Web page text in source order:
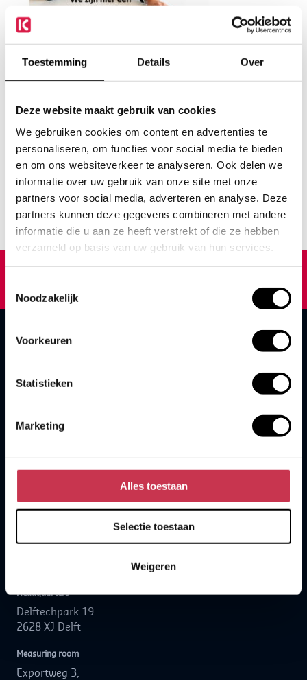
Toestemming Details Over
Deze website maakt gebruik van cookies
We gebruiken cookies om content en advertenties te
personaliseren, om functies voor social media te bieden
en om ons websiteverkeer te analyseren. Ook delen we
informatie over uw gebruik van onze site met onze
partners voor social media, adverteren en analyse. Deze
partners kunnen deze gegevens combineren met andere
informatie die u aan ze heeft verstrekt of die ze hebben
verzameld op basis van uw gebruik van hun services.
Noodzakelijk
Voorkeuren
Statistieken
Marketing
Alles toestaan
Selectie toestaan
Weigeren
Download the whitepaper here
PDF
Download PDF (231.84 kB)
Postbus 283
+31152780111
Headquarters
Delftechpark 19
2628 XJ Delft
Measuring room
Exportweg 3,